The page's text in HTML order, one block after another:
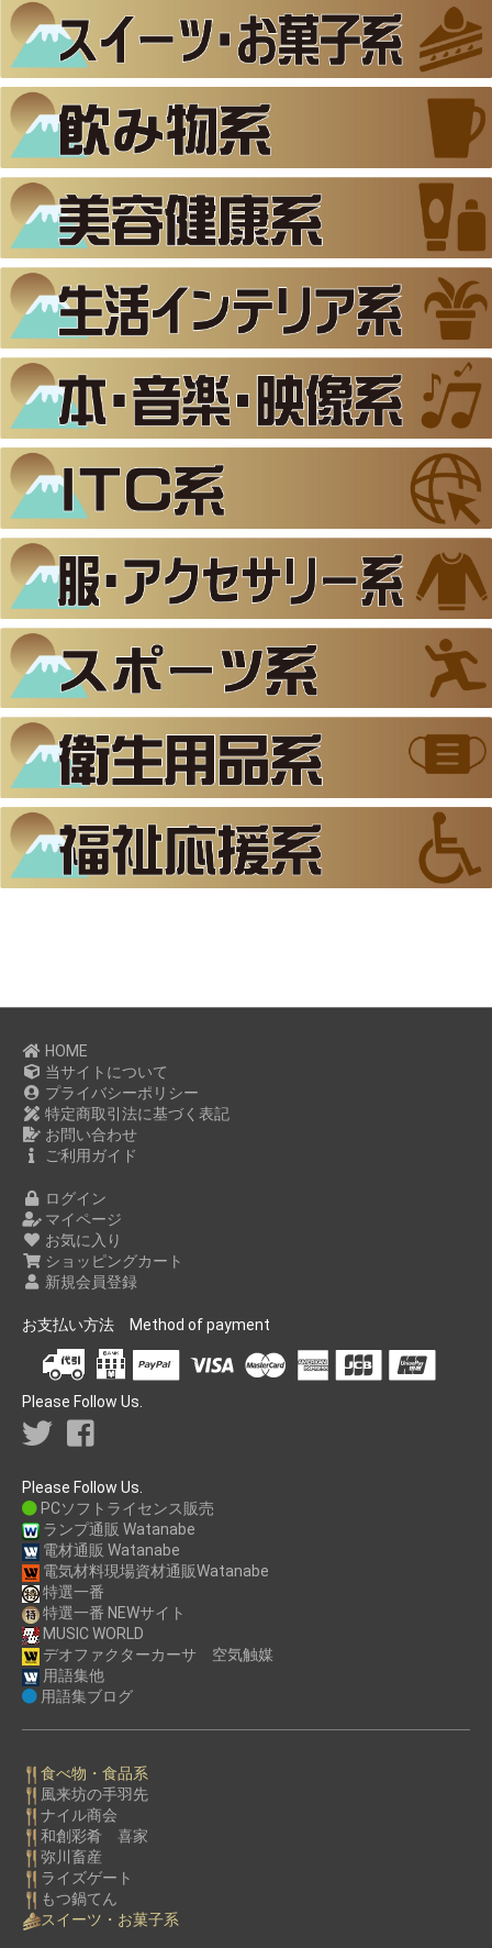
HOME
当サイトについて
プライバシーポリシー
特定商取引法に基づく表記
お問い合わせ
ご利用ガイド
ログイン
マイページ
お気に入り
ショッピングカート
新規会員登録
お支払い方法 Method of payment
Please Follow Us.
Please Follow Us.
PCソフトライセンス販売
ランプ通販 Watanabe
電材通販 Watanabe
電気材料現場資材通販Watanabe
特選一番
特選一番 NEWサイト
MUSIC WORLD
デオファクターカーサ 空気触媒
用語集他
用語集ブログ
食べ物・食品系
風来坊の手羽先
ナイル商会
和創彩肴 喜家
弥川畜産
ライズゲート
もつ鍋てん
スイーツ・お菓子系